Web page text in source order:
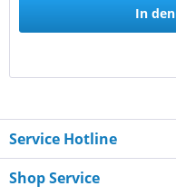
In den
Service Hotline
Shop Service